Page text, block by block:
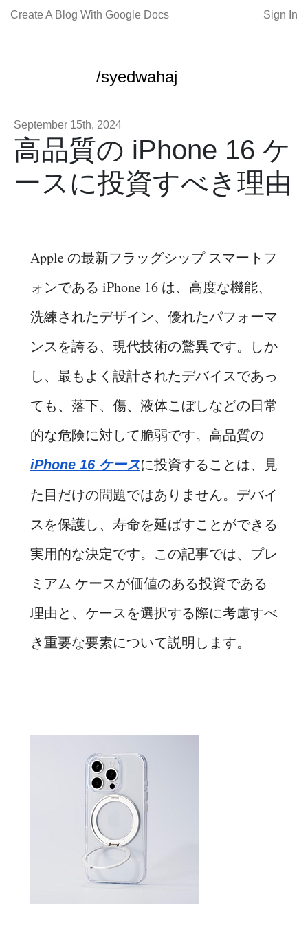
Create A Blog With Google Docs Sign In
/syedwahaj
September 15th, 2024
高品質の iPhone 16 ケ
ースに投資すべき理由
Apple の最新フラッグシップ スマートフ
ォンである iPhone 16 は、高度な機能、
洗練されたデザイン、優れたパフォーマ
ンスを誇る、現代技術の驚異です。しか
し、最もよく設計されたデバイスであっ
ても、落下、傷、液体こぼしなどの日常
的な危険に対して脆弱です。高品質の
iPhone 16 ケースに投資することは、見
た目だけの問題ではありません。デバイ
スを保護し、寿命を延ばすことができる
実用的な決定です。この記事では、プレ
ミアム ケースが価値のある投資である
理由と、ケースを選択する際に考慮すべ
き重要な要素について説明します。